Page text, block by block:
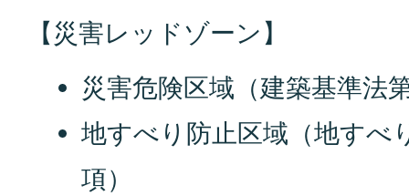
【災害レッドゾーン】
災害危険区域（建築基準法
地すべり防止区域（地すべ
項）